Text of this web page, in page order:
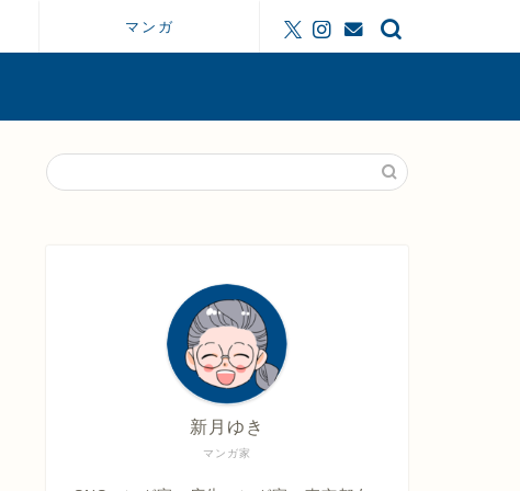
マンガ
マンガ家
新月ゆき